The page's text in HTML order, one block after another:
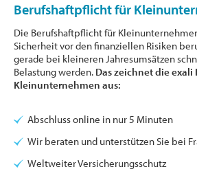
Berufshaftpflicht für
Die Berufshaftpflicht für
Sicherheit vor den finanziellen Risiken
gerade bei kleineren Jahresumsätzen
Belastung werden. Das zeichnet die
Kleinunternehmen aus:
Abschluss online in nur 5 Minuten
Wir beraten und unterstützen Sie bei
Weltweiter Versicherungsschutz